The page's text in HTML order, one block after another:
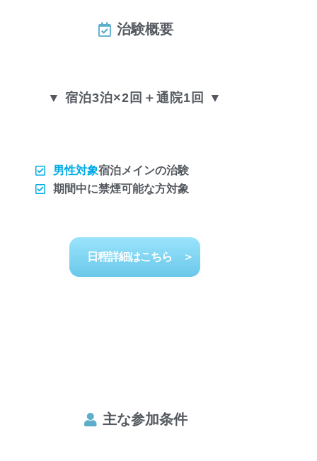
治験概要
▼ 宿泊3泊×2回＋通院1回 ▼
男性対象宿泊メインの治験
期間中に禁煙可能な方対象
日程詳細はこちら ＞
主な参加条件